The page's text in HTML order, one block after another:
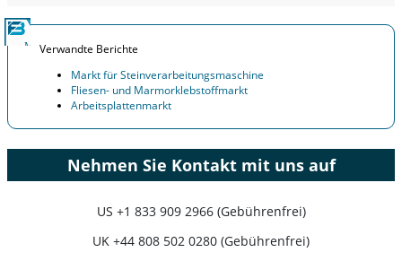
Verwandte Berichte
Markt für Steinverarbeitungsmaschine
Fliesen- und Marmorklebstoffmarkt
Arbeitsplattenmarkt
Nehmen Sie Kontakt mit uns auf
US +1 833 909 2966 (Gebührenfrei)
UK +44 808 502 0280 (Gebührenfrei)